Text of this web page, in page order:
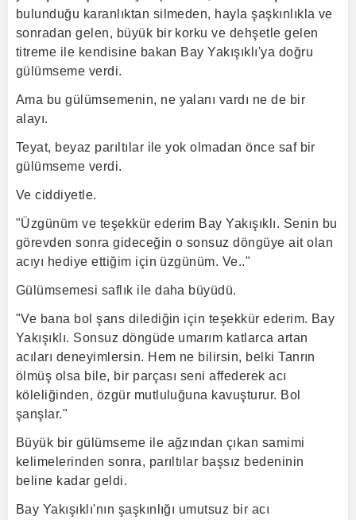
bulunduğu karanlıktan silmeden, hayla şaşkınlıkla ve
sonradan gelen, büyük bir korku ve dehşetle gelen
titreme ile kendisine bakan Bay Yakışıklı'ya doğru
gülümseme verdi.
Ama bu gülümsemenin, ne yalanı vardı ne de bir
alayı.
Teyat, beyaz parıltılar ile yok olmadan önce saf bir
gülümseme verdi.
Ve ciddiyetle.
"Üzgünüm ve teşekkür ederim Bay Yakışıklı. Senin bu
görevden sonra gideceğin o sonsuz döngüye ait olan
acıyı hediye ettiğim için üzgünüm. Ve.."
Gülümsemesi saflık ile daha büyüdü.
"Ve bana bol şans dilediğin için teşekkür ederim. Bay
Yakışıklı. Sonsuz döngüde umarım katlarca artan
acıları deneyimlersin. Hem ne bilirsin, belki Tanrın
ölmüş olsa bile, bir parçası seni affederek acı
köleliğinden, özgür mutluluğuna kavuşturur. Bol
şanşlar."
Büyük bir gülümseme ile ağzından çıkan samimi
kelimelerinden sonra, parıltılar başsız bedeninin
beline kadar geldi.
Bay Yakışıklı'nın şaşkınlığı umutsuz bir acı